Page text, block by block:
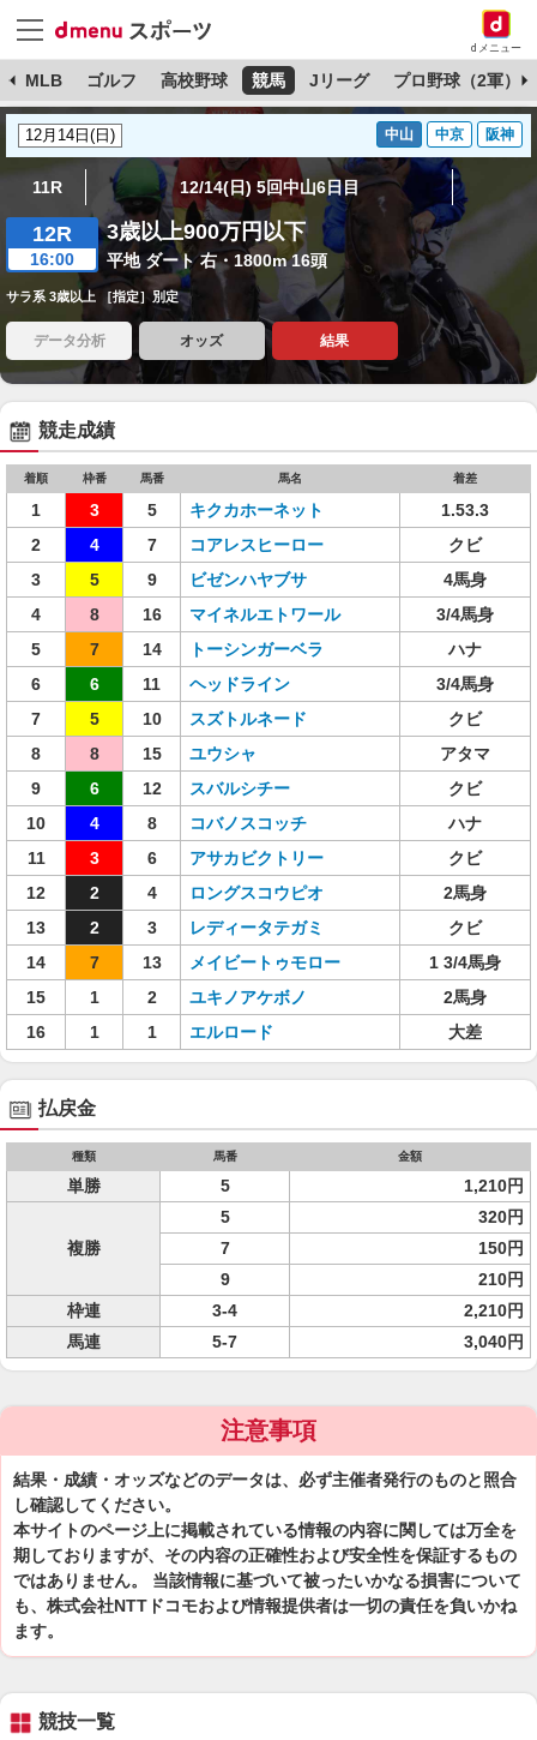
dメニュー
MLB ゴルフ 高校野球 競馬 Jリーグ プロ野球（2軍）
中山 中京 阪神
11R 12/14(日) 5回中山6日目
12R
16:00
3歳以上900万円以下
平地 ダート 右・1800m 16頭
サラ系 3歳以上 ［指定］別定
データ分析 オッズ 結果
競走成績
着順 枠番 馬番 馬名 着差
1 3 5 キクカホーネット
1.53.3
2
4 7 コアレスヒーロー
クビ
3
5 9 ビゼンハヤブサ
4馬身
4
8 16 マイネルエトワール
3/4馬身
5
7 14 トーシンガーベラ
ハナ
6
6 11 ヘッドライン
3/4馬身
7
5 10 スズトルネード
クビ
8
8 15 ユウシャ
アタマ
9
6 12 スバルシチー
クビ
10
4 8 コバノスコッチ
ハナ
11
3 6 アサカビクトリー
クビ
12
2 4 ロングスコウピオ
2馬身
13
2 3 レディータテガミ
クビ
14
7 13 メイビートゥモロー
1 3/4馬身
15
1 2 ユキノアケボノ
2馬身
16
1 1 エルロード 大差
払戻金
種類 馬番 金額
単勝 5 1,210円
複勝
5
320円
7
150円
9
210円
枠連
3-4
2,210円
馬連
5-7 3,040円
注意事項
結果・成績・オッズなどのデータは、必ず主催者発行のものと照合
し確認してください。
本サイトのページ上に掲載されている情報の内容に関しては万全を
期しておりますが、その内容の正確性および安全性を保証するもの
ではありません。 当該情報に基づいて被ったいかなる損害について
も、株式会社NTTドコモおよび情報提供者は一切の責任を負いかね
ます。
競技一覧